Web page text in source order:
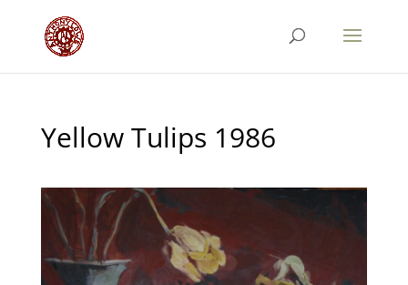
Yellow Tulips 1986